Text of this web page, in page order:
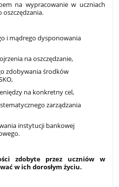
na wypracowanie w uczniach
i mądrego dysponowania
na oszczędzanie,
zdobywania środków
na konkretny cel,
zarządzania
instytucji bankowej
zdobyte przez uczniów w
w ich dorosłym życiu.